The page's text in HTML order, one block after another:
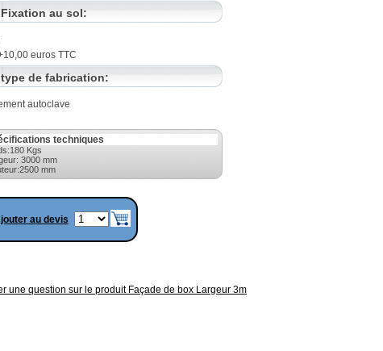
Fixation au sol:
euros TTC
type de fabrication:
autoclave
techniques
Kgs
3000 mm
mm
au devis
une question sur le produit Façade de box Largeur 3m